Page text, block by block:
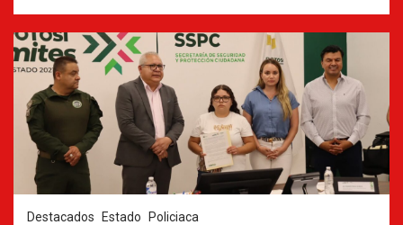
Destacados Estado Policiaca